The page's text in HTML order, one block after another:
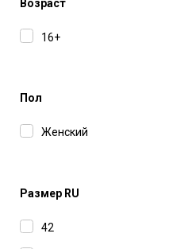
Возраст
16+
Пол
Женский
Размер RU
42